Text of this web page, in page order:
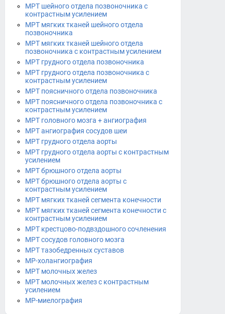
МРТ шейного отдела позвоночника с
контрастным усилением
МРТ мягких тканей шейного отдела
позвоночника
МРТ мягких тканей шейного отдела
позвоночника с контрастным усилением
МРТ грудного отдела позвоночника
МРТ грудного отдела позвоночника с
контрастным усилением
МРТ поясничного отдела позвоночника
МРТ поясничного отдела позвоночника с
контрастным усилением
МРТ головного мозга + ангиография
МРТ ангиография сосудов шеи
МРТ грудного отдела аорты
МРТ грудного отдела аорты с контрастным
усилением
МРТ брюшного отдела аорты
МРТ брюшного отдела аорты с
контрастным усилением
МРТ мягких тканей сегмента конечности
МРТ мягких тканей сегмента конечности с
контрастным усилением
МРТ крестцово-подвздошного сочленения
МРТ сосудов головного мозга
МРТ тазобедренных суставов
МР-холангиография
МРТ молочных желез
МРТ молочных желез с контрастным
усилением
МР-миелография